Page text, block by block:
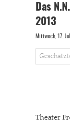
Das
2013
Mittwoch, 17.
Theater